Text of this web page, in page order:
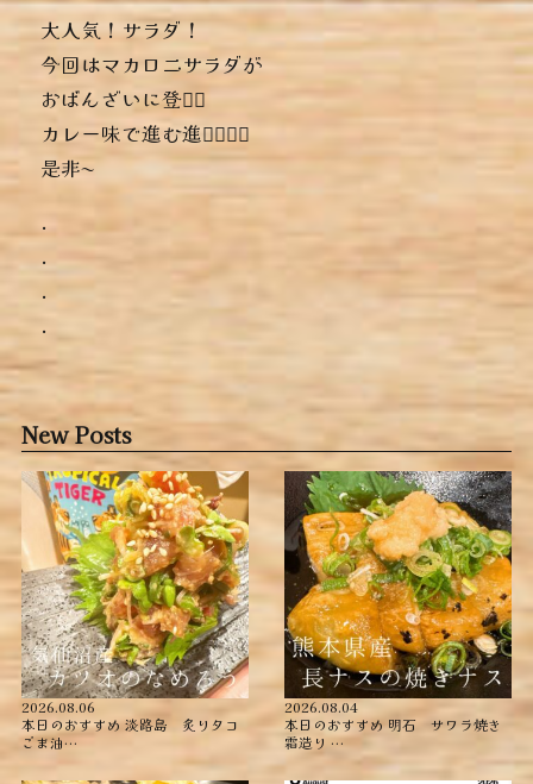
大人気！サラダ！
今回はマカロニサラダが
おばんざいに登場️🏻
カレー味で進む進む🏻‍️🏻‍️🏻‍️
是非〜
.
.
.
.
New Posts
2026.08.06
本日のおすすめ ︎淡路島 炙りタコ
ごま油…
2026.08.04
本日のおすすめ ︎明石 サワラ焼き
霜造り …